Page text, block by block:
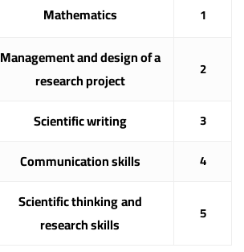
1
Mathematics
2
Management and design of a
research project
3
Scientific writing
4
Communication skills
5
Scientific thinkingand
research skills